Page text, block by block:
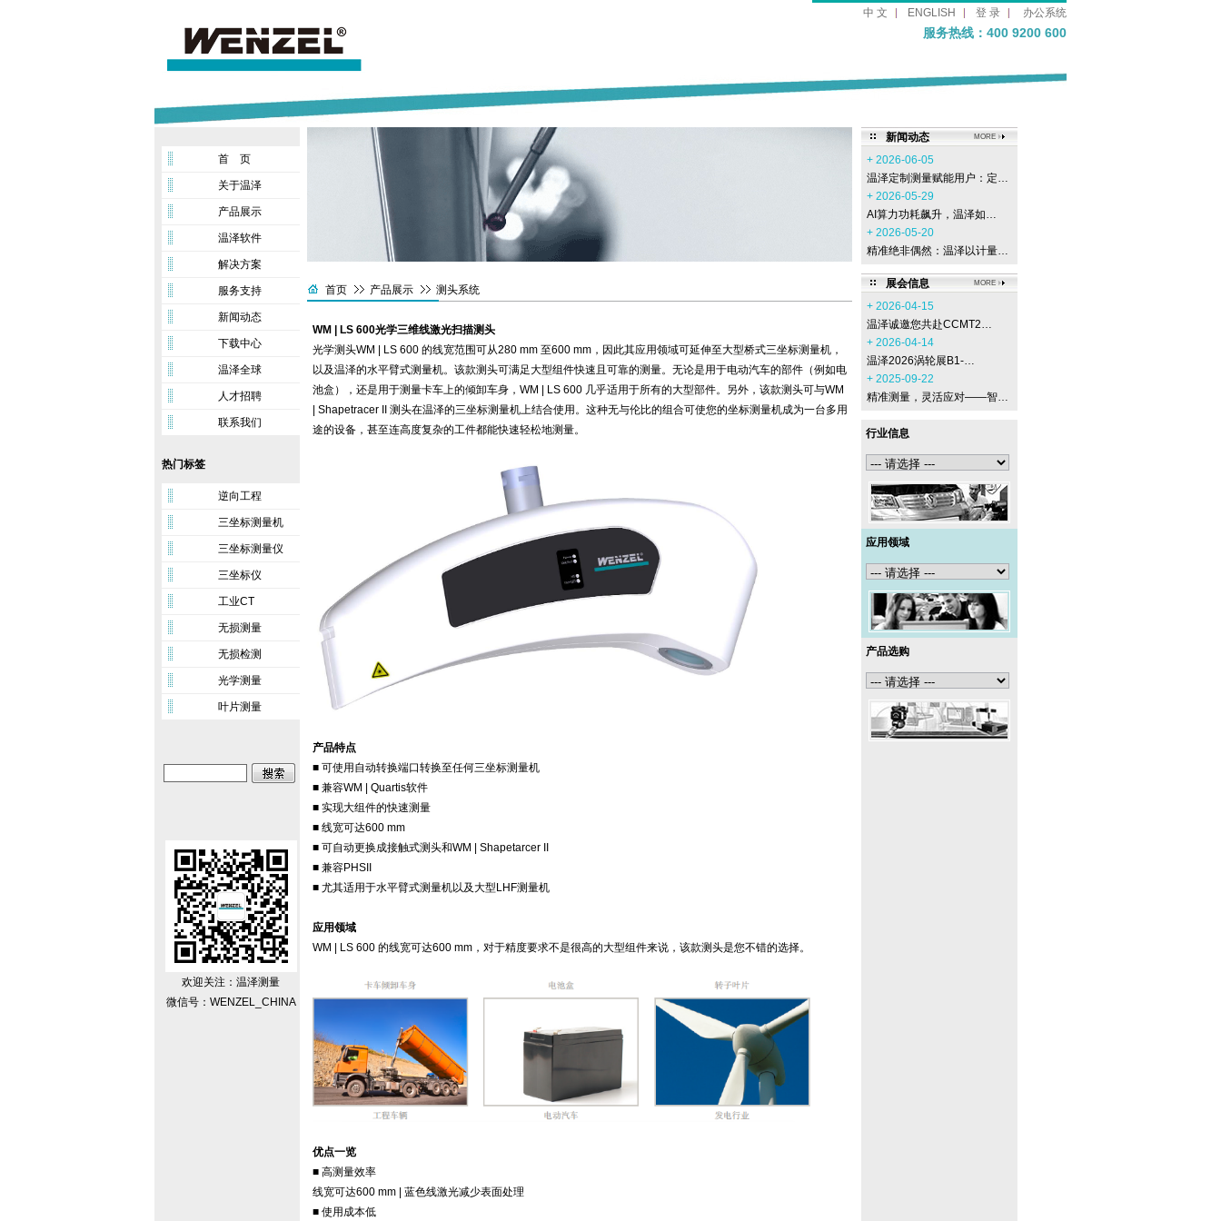
中 文 ENGLISH 登 录 办公系统
服务热线：400 9200 600
MORE
新闻动态
+ 2026-06-05
温泽定制测量赋能用户：定…
+ 2026-05-29
AI算力功耗飙升，温泽如…
+ 2026-05-20
精准绝非偶然：温泽以计量…
MORE
展会信息
+ 2026-04-15
温泽诚邀您共赴CCMT2…
+ 2026-04-14
温泽2026涡轮展B1-…
+ 2025-09-22
精准测量，灵活应对——智…
行业信息
应用领域
产品选购
首 页
关于温泽
产品展示
温泽软件
解决方案
服务支持
新闻动态
下载中心
温泽全球
人才招聘
联系我们
热门标签
逆向工程
三坐标测量机
三坐标测量仪
三坐标仪
工业CT
无损测量
无损检测
光学测量
叶片测量
欢迎关注：温泽测量
微信号：WENZEL_CHINA
首页 产品展示 测头系统
WM | LS 600光学三维线激光扫描测头
光学测头WM | LS 600 的线宽范围可从280 mm 至600 mm，因此其应用领域可延伸至大型桥式三坐标测量机，
以及温泽的水平臂式测量机。该款测头可满足大型组件快速且可靠的测量。无论是用于电动汽车的部件（例如电
池盒），还是用于测量卡车上的倾卸车身，WM | LS 600 几乎适用于所有的大型部件。另外，该款测头可与WM
| Shapetracer II 测头在温泽的三坐标测量机上结合使用。这种无与伦比的组合可使您的坐标测量机成为一台多用
途的设备，甚至连高度复杂的工件都能快速轻松地测量。
产品特点
■ 可使用自动转换端口转换至任何三坐标测量机
■ 兼容WM | Quartis软件
■ 实现大组件的快速测量
■ 线宽可达600 mm
■ 可自动更换成接触式测头和WM | Shapetarcer II
■ 兼容PHSII
■ 尤其适用于水平臂式测量机以及大型LHF测量机
应用领域
WM | LS 600 的线宽可达600 mm，对于精度要求不是很高的大型组件来说，该款测头是您不错的选择。
优点一览
■ 高测量效率
线宽可达600 mm | 蓝色线激光减少表面处理
■ 使用成本低